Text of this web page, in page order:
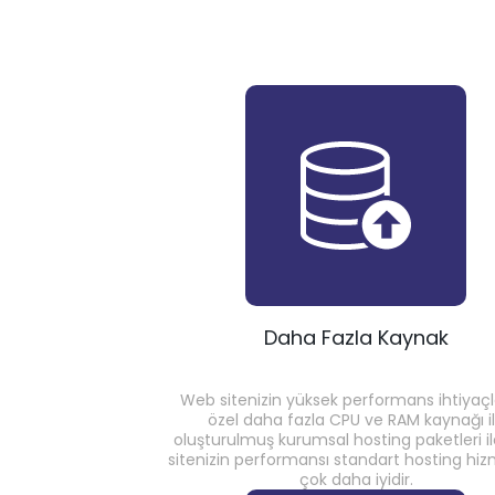
Daha Fazla Kaynak
Web sitenizin yüksek performans
özel daha fazla CPU ve RAM kaynağı
oluşturulmuş kurumsal hosting paketleri
sitenizin performansı standart hosting
çok daha iyidir.